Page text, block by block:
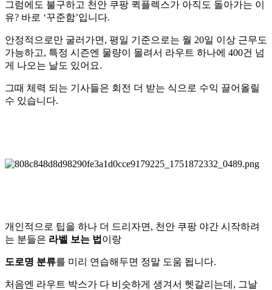
그럼에도 불구하고 천안 쿠팡 퀵플렉스가 아직도 돌아가는 이
유? 바로 ‘꾸준함’입니다.
안정적으로만 굴러가면, 평일 기준으로는 월 20일 이상 근무도
가능하고, 특정 시즌엔 물량이 몰려서 라우트 하나에 400건 넘
게 나오는 날도 있어요.
그때 체력 되는 기사들은 회전 더 받는 식으로 수익 끌어올릴
수 있습니다.
개인적으로 팁을 하나 더 드리자면, 천안 쿠팡 야간 시작하려
는 분들은 라벨 보는 법 이랑
도로명 분류를 미리 연습해두면 정말 도움 됩니다.
처음엔 라우트 박스가 다 비슷하게 생겨서 헷갈리는데, 그날